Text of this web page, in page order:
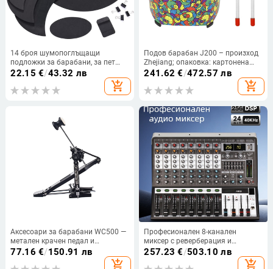
14 броя шумопоглъщащи
подложки за барабани, за пет
барабана и три тарелки, гумени
22.15 €/43.32 лв
add_shopping_cart
Подов барабан J200 – произход
Zhejiang; опаковка: картонена
кутия; подходящ за музикални
движения
241.62 €/472.57 лв
add_shopping_cart
Аксесоари за барабани WC500 —
метален крачен педал и
комплект барабанни палки
77.16 €/150.91 лв
add_shopping_cart
Професионален 8-канален
миксер с реверберация и
еквалайзер, USB и Bluetooth за
257.23 €/503.10 лв
add_shopping_cart